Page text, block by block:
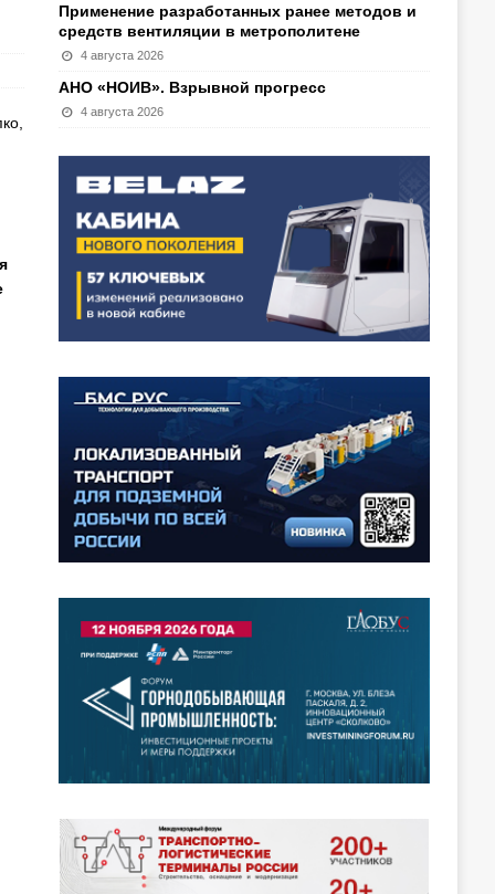
Применение разработанных ранее методов и
средств вентиляции в метрополитене
4 августа 2026
АНО «НОИВ». Взрывной прогресс
4 августа 2026